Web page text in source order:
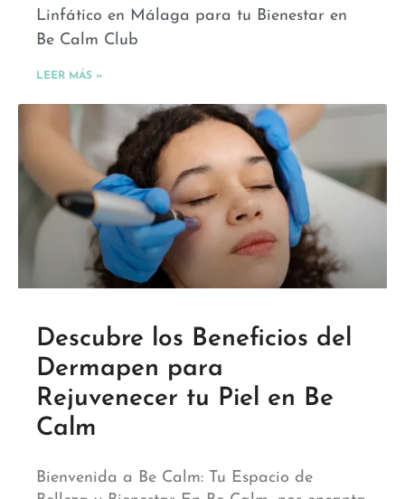
Linfático en Málaga para tu Bienestar en
Be Calm Club
LEER MÁS »
Descubre los Beneficios del
Dermapen para
Rejuvenecer tu Piel en Be
Calm
Bienvenida a Be Calm: Tu Espacio de